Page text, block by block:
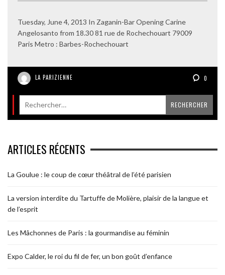
Tuesday, June 4, 2013 In Zaganin-Bar Opening Carine
Angelosanto from 18.30 81 rue de Rochechouart 79009
Paris Metro : Barbes-Rochechouart
LA PARIZIENNE 0
ARTICLES RÉCENTS
La Goulue : le coup de cœur théâtral de l’été parisien
La version interdite du Tartuffe de Molière, plaisir de la langue et
de l’esprit
Les Mâchonnes de Paris : la gourmandise au féminin
Expo Calder, le roi du fil de fer, un bon goût d’enfance